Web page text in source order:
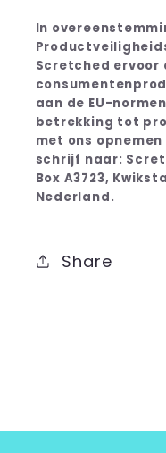
In
Scretched
aan de EU-
betrekking tot
met ons opnemen
schrijf naar:
Box A3723,
Nederland.
Share